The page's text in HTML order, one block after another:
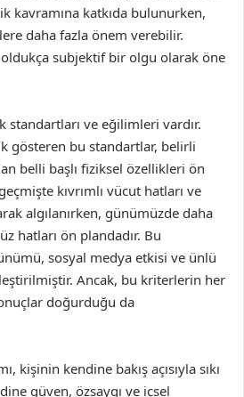
kavramına katkıda bulunurken,
daha fazla önem verebilir.
oldukça subjektif bir olgu olarak öne
standartları ve eğilimleri vardır.
gösteren bu standartlar, belirli
belli başlı fiziksel özellikleri ön
kıvrımlı vücut hatları ve
algılanırken, günümüzde daha
hatları ön plandadır. Bu
sosyal medya etkisi ve ünlü
Ancak, bu kriterlerin her
doğurduğu da
kişinin kendine bakış açısıyla sıkı
güven, özsaygı ve içsel